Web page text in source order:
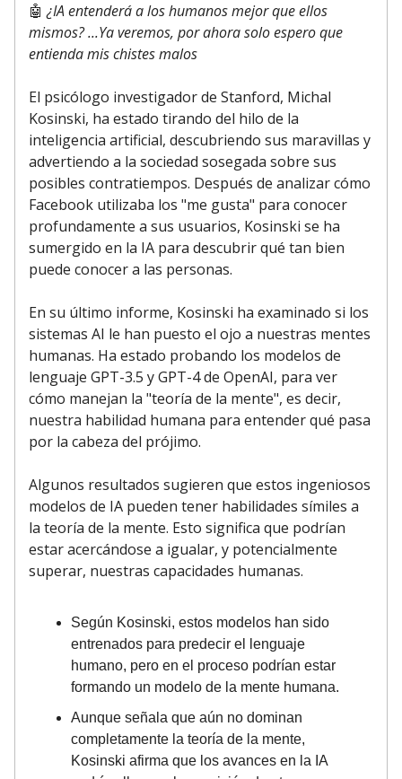
🤖¿IA entenderá a los humanos mejor que ellos
mismos? ...Ya veremos, por ahora solo espero que
entienda mis chistes malos
El psicólogo investigador de Stanford, Michal
Kosinski, ha estado tirando del hilo de la
inteligencia artificial, descubriendo sus maravillas y
advertiendo a la sociedad sosegada sobre sus
posibles contratiempos. Después de analizar cómo
Facebook utilizaba los "me gusta" para conocer
profundamente a sus usuarios, Kosinski se ha
sumergido en la IA para descubrir qué tan bien
puede conocer a las personas.
En su último informe, Kosinski ha examinado si los
sistemas AI le han puesto el ojo a nuestras mentes
humanas. Ha estado probando los modelos de
lenguaje GPT-3.5 y GPT-4 de OpenAI, para ver
cómo manejan la "teoría de la mente", es decir,
nuestra habilidad humana para entender qué pasa
por la cabeza del prójimo.
Algunos resultados sugieren que estos ingeniosos
modelos de IA pueden tener habilidades símiles a
la teoría de la mente. Esto significa que podrían
estar acercándose a igualar, y potencialmente
superar, nuestras capacidades humanas.
Según Kosinski, estos modelos han sido
entrenados para predecir el lenguaje
humano, pero en el proceso podrían estar
formando un modelo de la mente humana.
Aunque señala que aún no dominan
completamente la teoría de la mente,
Kosinski afirma que los avances en la IA